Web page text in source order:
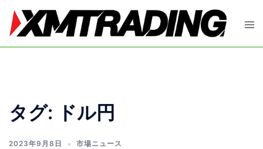
ト
タグ: ドル円
2023年9月8日 市場ニュース